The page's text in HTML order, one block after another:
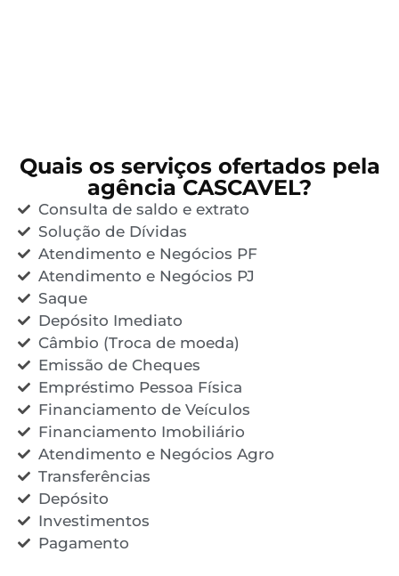
Quais os serviços ofertados pela
agência CASCAVEL?
Consulta de saldo e extrato
Solução de Dívidas
Atendimento e Negócios PF
Atendimento e Negócios PJ
Saque
Depósito Imediato
Câmbio (Troca de moeda)
Emissão de Cheques
Empréstimo Pessoa Física
Financiamento de Veículos
Financiamento Imobiliário
Atendimento e Negócios Agro
Transferências
Depósito
Investimentos
Pagamento